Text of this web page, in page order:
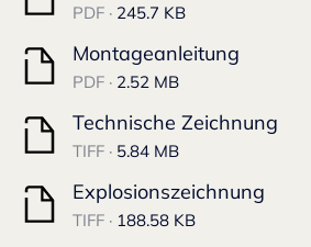
PDF · 245.7 KB
Montageanleitung
PDF · 2.52 MB
Technische Zeichnung
TIFF · 5.84 MB
Explosionszeichnung
TIFF · 188.58 KB